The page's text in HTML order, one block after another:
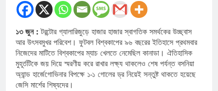
১৩ জুন : টরন্টোর গ্যালারিজুড়ে হাজার হাজার স্বাগতিক সমর্থকের উচ্ছ্বাস
আর উৎসবমুখর পরিবেশ। ফুটবল বিশ্বকাপের ৯৬ বছরের ইতিহাসে প্রথমবার
নিজেদের মাটিতে বিশ্বকাপের ম্যাচ খেলতে নেমেছিল কানাডা। ঐতিহাসিক
মুহূর্তটিকে জয় দিয়ে স্মরণীয় করে রাখার লক্ষ্য থাকলেও শেষ পর্যন্ত বসনিয়া
অ্যান্ড হার্জেগোভিনার বিপক্ষে ১-১ গোলের ড্র নিয়েই সন্তুষ্ট থাকতে হয়েছে
জেসি মার্শের শিষ্যদের।